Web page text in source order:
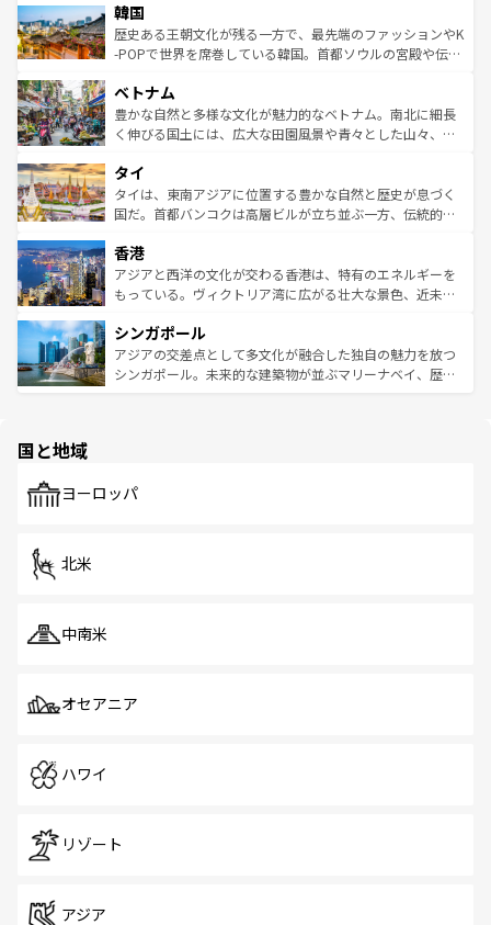
ワイを、存分に味わってほしい。 なお、新着のハワイ情報
はコンテンツ一覧を参照してほしい。
いる。アクティビティも充実しており、サーフィンやダイ
ビング、ハイキングなど、アウトドア好きにはたまらな
い。オーストラリアの多彩な魅力を存分に味わいつくそ
参照してほしい。
ン）、静ひつな山岳地帯である台湾東部など、都市の喧騒
と山間の静けさが共存しており、訪れる人に新しい発見と
驚きをもたらしてくれる。また、奥深い台湾の食文化も魅
容にもいいと評判のスイーツなど、バラエティ豊かな料理
が味わえる。 なお、新着の台湾情報は コンテンツ一覧を参
照してほしい。
韓国
歴史ある王朝文化が残る一方で、最先端のファッションやK
-POPで世界を席巻している韓国。首都ソウルの宮殿や伝統
き、地方に足を延ばせば四季折々の自然美を楽しむことが
できる。そして、キムチや焼肉、絶品のストリートフード
まで、さまざまな韓国料理が待っている。夜には、韓国な
リティに包まれながら、韓国の多彩な魅力を心ゆくまで味
わってみてほしい。 なお、新着の韓国情報はコンテンツ一
覧を参照してほしい。
ベトナム
豊かな自然と多様な文化が魅力的なベトナム。南北に細長
く伸びる国土には、広大な田園風景や青々とした山々、世
急速な発展と共に伝統が息づく。ハノイの古い町並みやホ
ーチミン市のフランス統治時代の建物も、独特の雰囲気を
醸し出している。また、バラエティの豊かさとおいしさで
とつ。フォーやバインミー、ベトナムコーヒーなどは、ぜ
ひ現地で味わいたい。どの地域を訪れてもあたたかい人々
が旅行者を迎えてくれるので、きっと忘れられない旅にな
参照してほしい。
タイ
タイは、東南アジアに位置する豊かな自然と歴史が息づく
国だ。首都バンコクは高層ビルが立ち並ぶ一方、伝統的な
の活気が交差している。北部ではチェンマイなどの山岳地
帯で自然と触れ合い、南部ではプーケットやクラビの美し
いビーチでリゾート気分を楽しむことができる。タイ料理
激する。気候は一年中温暖で、どの季節にも異なる楽しみ
が待っている。親しみやすいタイの人々、仏教を中心とし
た文化、そして多様な観光資源が、訪れる旅人を魅了し続
香港
アジアと西洋の文化が交わる香港は、特有のエネルギーを
もっている。ヴィクトリア湾に広がる壮大な景色、近未来
み、どこを訪れても感動するはず。観光スポットが密集し
ており、効率よく見どころを回れるのも魅力。息をのむよ
うな絶景から文化的な体験まで、香港を存分に楽しみ尽く
シンガポール
アジアの交差点として多文化が融合した独自の魅力を放つ
シンガポール。未来的な建築物が並ぶマリーナベイ、歴史
で、ホーカーズは地元の風情を楽しめる外せないスポット
国と地域
ヨーロッパ
北米
中南米
オセアニア
ハワイ
リゾート
アジア